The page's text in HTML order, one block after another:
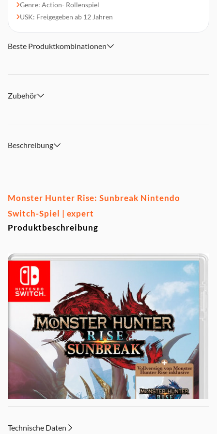
Genre: Action- Rollenspiel
USK: Freigegeben ab 12 Jahren
Beste Produktkombinationen
Zubehör
Beschreibung
Monster Hunter Rise: Sunbreak Nintendo
Switch-Spiel | expert
Produktbeschreibung
Technische Daten